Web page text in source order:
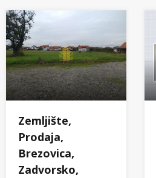
Zemljište,
Prodaja,
Brezovica,
Zadvorsko,